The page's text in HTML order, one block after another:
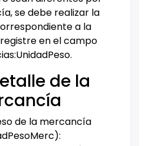
se debe realizar la
a la
en el campo
de la
de la mercancía